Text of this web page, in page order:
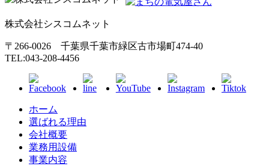
株式会社シスコムネット
〒266-0026 千葉県千葉市緑区古市場町474-40
TEL:043-208-4456
ホーム
選ばれる理由
会社概要
業務用設備
事業内容